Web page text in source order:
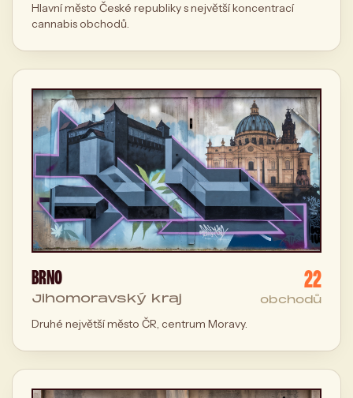
Hlavní město České republiky s největší koncentrací
cannabis obchodů.
BRNO
Jihomoravský kraj
22
obchodů
Druhé největší město ČR, centrum Moravy.